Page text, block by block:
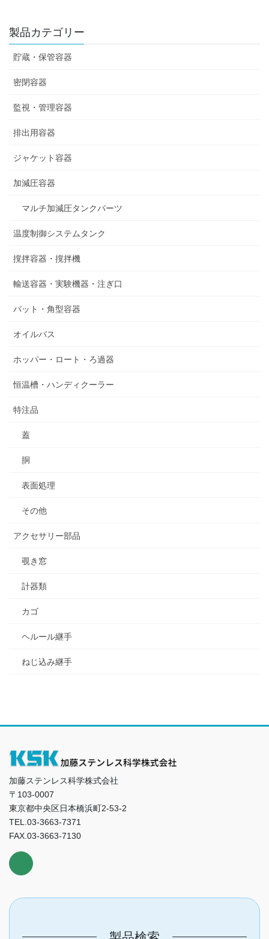
製品カテゴリー
貯蔵・保管容器
密閉容器
監視・管理容器
排出用容器
ジャケット容器
加減圧容器
マルチ加減圧タンクパーツ
温度制御システムタンク
撹拌容器・撹拌機
輸送容器・実験機器・注ぎ口
バット・角型容器
オイルバス
ホッパー・ロート・ろ過器
恒温槽・ハンディクーラー
特注品
蓋
胴
表面処理
その他
アクセサリー部品
覗き窓
計器類
カゴ
ヘルール継手
ねじ込み継手
加藤ステンレス科学株式会社
〒103-0007
東京都中央区日本橋浜町2-53-2
TEL.03-3663-7371
FAX.03-3663-7130